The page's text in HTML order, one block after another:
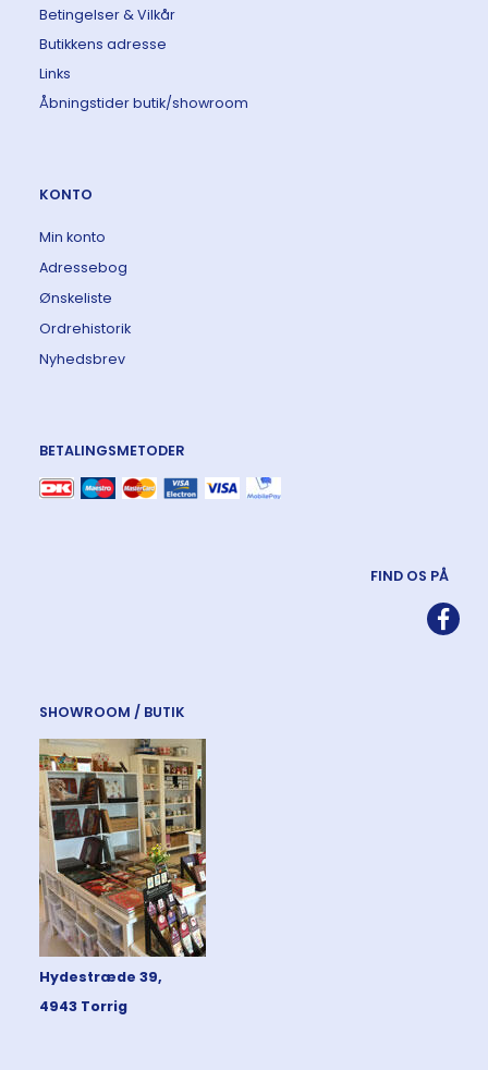
Betingelser & Vilkår
Butikkens adresse
Links
Åbningstider butik/showroom
KONTO
Min konto
Adressebog
Ønskeliste
Ordrehistorik
Nyhedsbrev
BETALINGSMETODER
FIND OS PÅ
SHOWROOM / BUTIK
Hydestræde 39,
4943 Torrig